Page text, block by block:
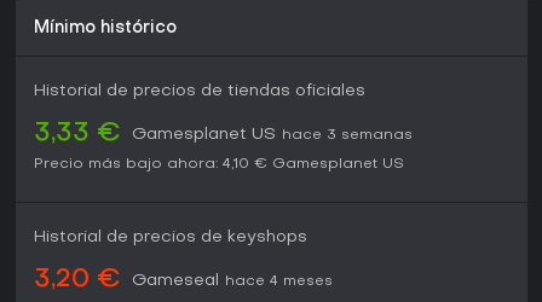
Mínimo histórico
Historial de precios de tiendas oficiales
3,33 € Gamesplanet US
hace 3 semanas
Precio más bajo ahora: 4,10 € Gamesplanet US
Historial de precios de keyshops
3,20 € Gameseal
hace 4 meses